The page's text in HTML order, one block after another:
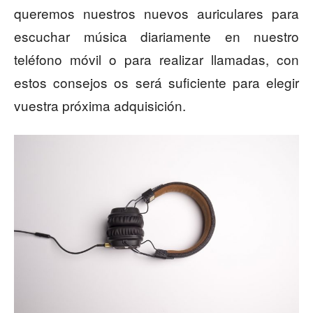
queremos nuestros nuevos auriculares para
escuchar música diariamente en nuestro
teléfono móvil o para realizar llamadas, con
estos consejos os será suficiente para elegir
vuestra próxima adquisición.